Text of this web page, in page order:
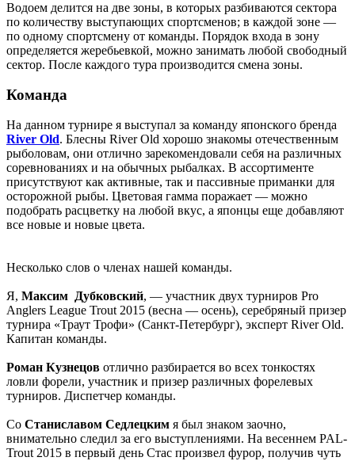
Водоем делится на две зоны, в которых разбиваются сектора
по количеству выступающих спортсменов; в каждой зоне —
по одному спортсмену от команды. Порядок входа в зону
определяется жеребьевкой, можно занимать любой свободный
сектор. После каждого тура производится смена зоны.
Команда
На данном турнире я выступал за команду японского бренда
River Old. Блесны River Old хорошо знакомы отечественным
рыболовам, они отлично зарекомендовали себя на различных
соревнованиях и на обычных рыбалках. В ассортименте
присутствуют как активные, так и пассивные приманки для
осторожной рыбы. Цветовая гамма поражает — можно
подобрать расцветку на любой вкус, а японцы еще добавляют
все новые и новые цвета.
Несколько слов о членах нашей команды.
Я, Максим Дубковский, — участник двух турниров Pro
Anglers League Trout 2015 (весна — осень), серебряный призер
турнира «Траут Трофи» (Санкт-Петербург), эксперт River Old.
Капитан команды.
Роман Кузнецов отлично разбирается во всех тонкостях
ловли форели, участник и призер различных форелевых
турниров. Диспетчер команды.
Со Станиславом Седлецким я был знаком заочно,
внимательно следил за его выступлениями. На весеннем PAL-
Trout 2015 в первый день Стас произвел фурор, получив чуть